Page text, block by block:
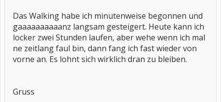
Das Walking habe ich minutenweise begonnen und
gaaaaaaaaaanz langsam gesteigert. Heute kann ich
locker zwei Stunden laufen, aber wehe wenn ich mal
ne zeitlang faul bin, dann fang ich fast wieder von
vorne an. Es lohnt sich wirklich dran zu bleiben.
Gruss